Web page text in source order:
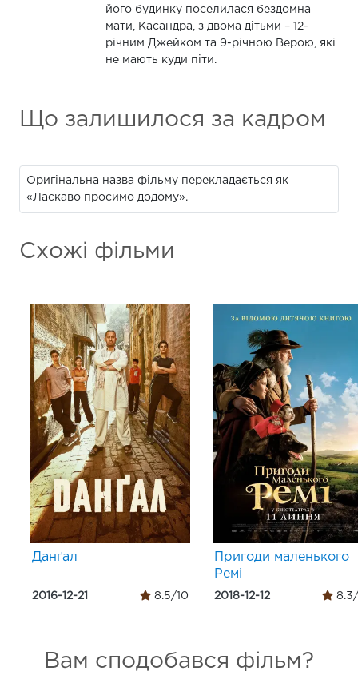
його будинку поселилася бездомна
мати, Касандра, з двома дітьми – 12-
річним Джейком та 9-річною Верою, які
не мають куди піти.
Що залишилося за кадром
Оригінальна назва фільму перекладається як
«Ласкаво просимо додому».
Схожі фільми
Данґал
2016-12-21 8.5/10
Пригоди маленького
Ремі
2018-12-12 8.3/
Вам сподобався фільм?